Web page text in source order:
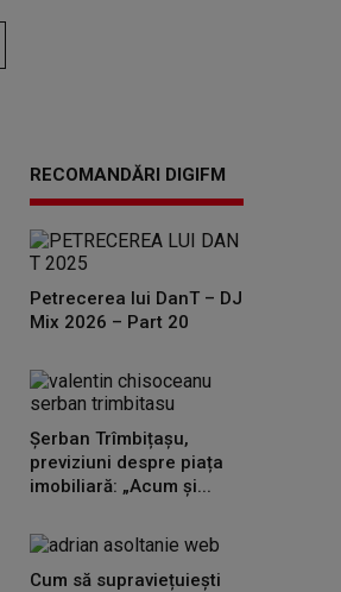
RECOMANDĂRI DIGIFM
Petrecerea lui DanT – DJ
Mix 2026 – Part 20
Șerban Trîmbițașu,
previziuni despre piața
imobiliară: „Acum și...
Cum să supraviețuiești